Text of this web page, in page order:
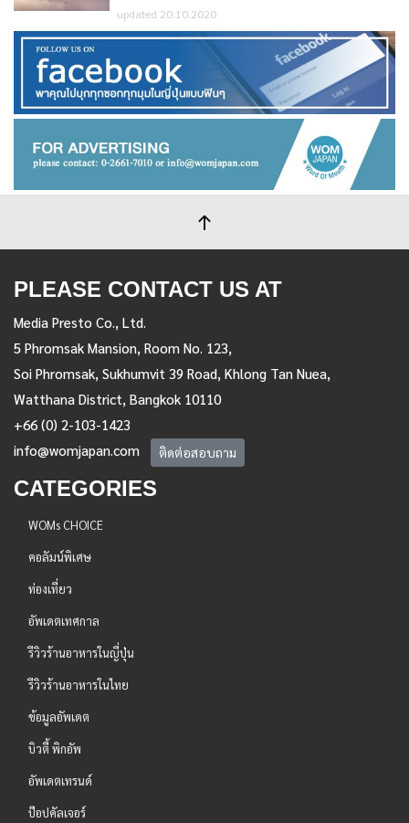
updated 20.10.2020
PLEASE CONTACT US AT
Media Presto Co., Ltd.
5 Phromsak Mansion, Room No. 123,
Soi Phromsak, Sukhumvit 39 Road, Khlong Tan Nuea,
Watthana District, Bangkok 10110
+66 (0) 2-103-1423
info@womjapan.com
ติดต่อสอบถาม
CATEGORIES
WOMs CHOICE
คอลัมน์พิเศษ
ท่องเที่ยว
อัพเดตเทศกาล
รีวิวร้านอาหารในญี่ปุ่น
รีวิวร้านอาหารในไทย
ข้อมูลอัพเดต
บิวตี้ พิกอัพ
อัพเดตเทรนด์
ป๊อปคัลเจอร์